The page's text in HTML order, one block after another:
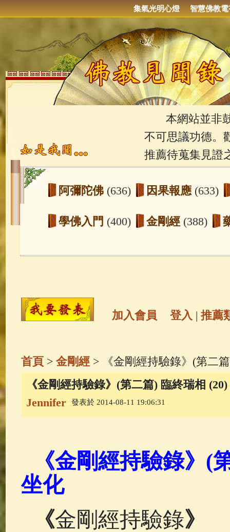
集氣光明心燈 智慧佛教電
本網站並非鼓
不可思議功德。
推薦待蒐集見證
阿彌陀佛 (636) 因果報應 (633)
學佛入門 (400) 金剛經 (388)
玉曆寶鈔(236) 地藏經(225)
高僧故事 (141) 放生護生 (133)
一切如來心秘密全身舍利寶篋印
釋迦牟尼佛傳(69) 生活禪
佛典故事(37) 佛說療痔(腫瘤)
加入會員 登入 | 推薦
首頁> 金剛經> 《金剛經持驗錄》(第二
《金剛經持驗錄》(第二篇) 臨終瑞相
Jennifer
發表於 2014-08-11 19:06:31
《金剛經持驗錄》(
坐化
《金剛經持驗錄》